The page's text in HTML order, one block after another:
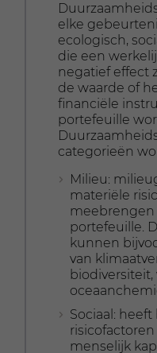
elke
ecologisch,
die een
negatief effect
de waarde of
financiële
portefeuille
categorieën
Milieu:
materiële
meebrengen
portefeuille.
kunnen
van
Sociaal:
menselijk